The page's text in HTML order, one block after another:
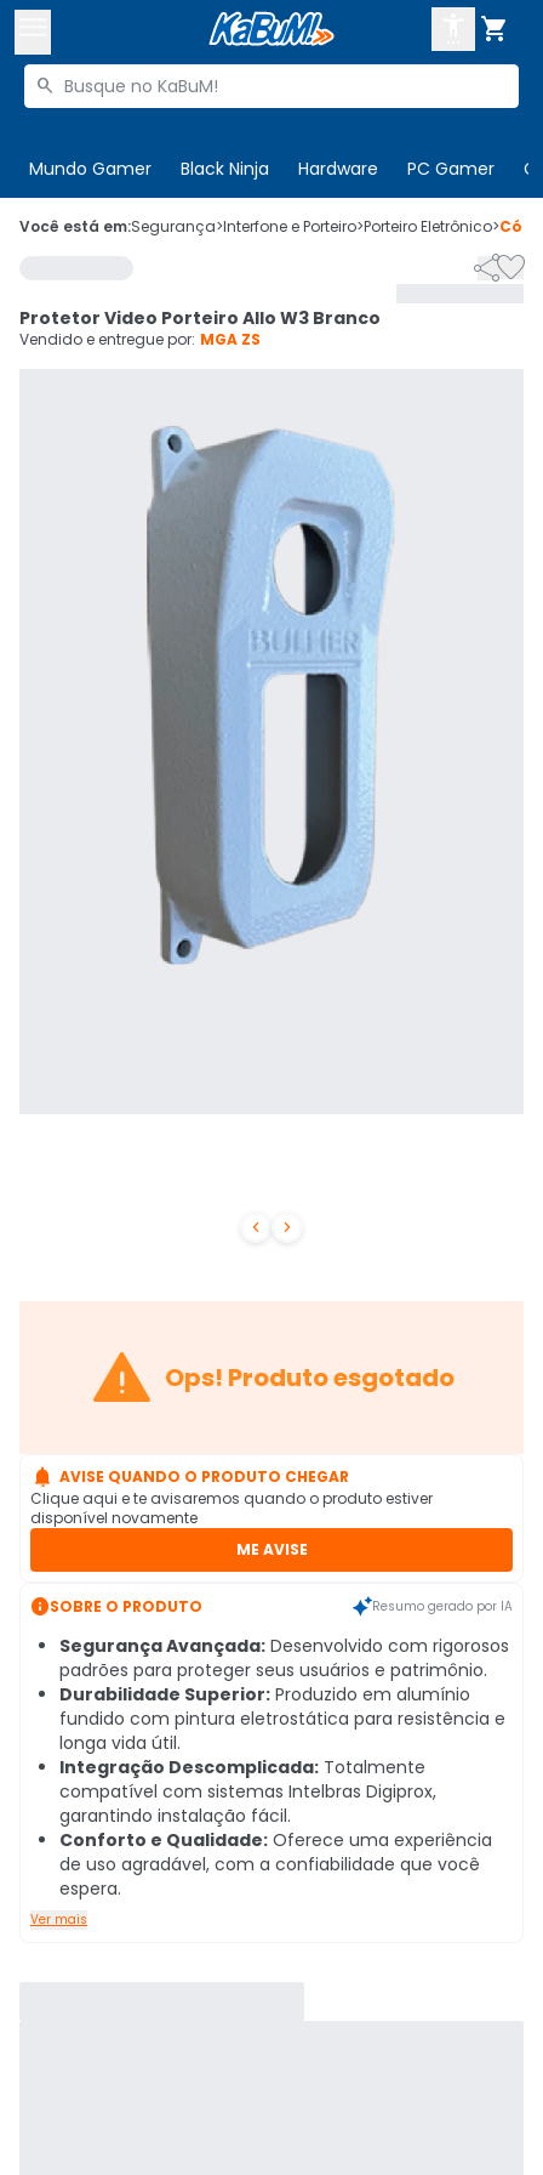

Buscar produtos

Mundo Gamer Black Ninja Hardware PC Gamer
 Olá. Acesse sua conta
Cupons
Ativar tradutor em libras
CADASTRE-SE
Você está em:Segurança>Interfone e Porteiro>Porteiro Eletrônico>
 

Protetor Video Porteiro Allo W3 Branco
Vendido e entregue por: MGA ZS
 Ops! Produto esgotado
 AVISE QUANDO O PRODUTO CHEGAR
Clique aqui e te avisaremos quando o produto estiver
disponível novamente
ME AVISE
SOBRE O PRODUTO Resumo gerado por IA
Segurança Avançada: Desenvolvido com rigorosos
padrões para proteger seus usuários e patrimônio.
Durabilidade Superior: Produzido em alumínio
fundido com pintura eletrostática para resistência e
longa vida útil.
Integração Descomplicada: Totalmente
compatível com sistemas Intelbras Digiprox,
garantindo instalação fácil.
Conforto e Qualidade: Oferece uma experiência
de uso agradável, com a confiabilidade que você
espera.
Ver mais